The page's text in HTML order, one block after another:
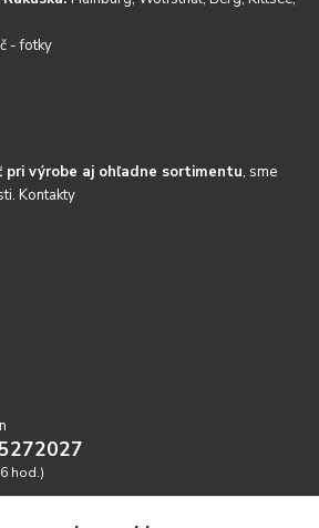
- fotky
pri výrobe aj ohľadne sortimentu, sme
Kontakty
hod.)